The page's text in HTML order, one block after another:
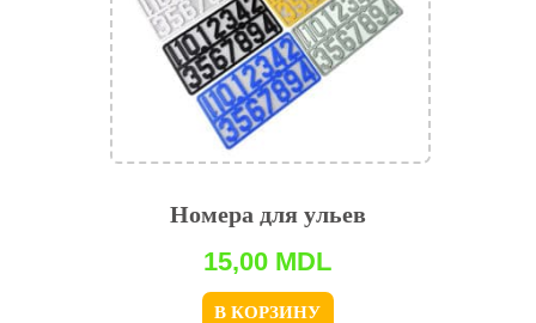
Номера для ульев
15,00 MDL
В КОРЗИНУ